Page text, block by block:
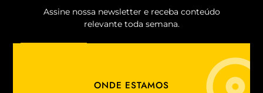
Assine nossa newsletter e receba conteúdo
relevante toda semana.
ONDE ESTAMOS